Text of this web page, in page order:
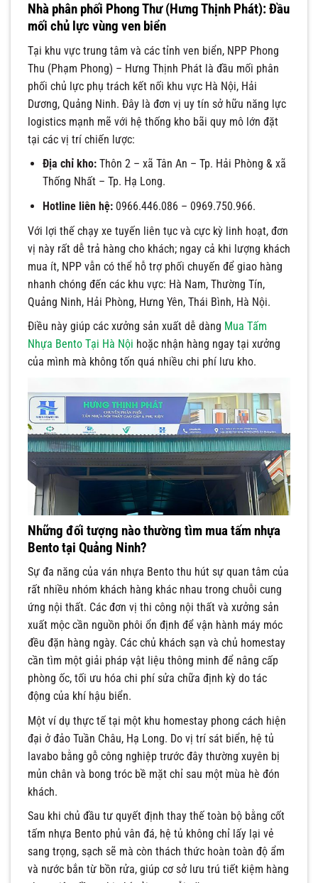
Nhà phân phối Phong Thư (Hưng Thịnh Phát): Đầu
mối chủ lực vùng ven biển
Tại khu vực trung tâm và các tỉnh ven biển, NPP Phong
Thu (Phạm Phong) – Hưng Thịnh Phát là đầu mối phân
phối chủ lực phụ trách kết nối khu vực Hà Nội, Hải
Dương, Quảng Ninh. Đây là đơn vị uy tín sở hữu năng lực
logistics mạnh mẽ với hệ thống kho bãi quy mô lớn đặt
tại các vị trí chiến lược:
Địa chỉ kho:Thôn 2 – xã Tân An – Tp. Hải Phòng & xã
Thống Nhất – Tp. Hạ Long.
Hotline liên hệ:0966.446.086 – 0969.750.966.
Với lợi thế chạy xe tuyến liên tục và cực kỳ linh hoạt, đơn
vị này rất dễ trả hàng cho khách; ngay cả khi lượng khách
mua ít, NPP vẫn có thể hỗ trợ phối chuyến để giao hàng
nhanh chóng đến các khu vực: Hà Nam, Thường Tín,
Quảng Ninh, Hải Phòng, Hưng Yên, Thái Bình, Hà Nội.
Điều này giúp các xưởng sản xuất dễ dàng Mua Tấm
Nhựa Bento Tại Hà Nội hoặc nhận hàng ngay tại xưởng
của mình mà không tốn quá nhiều chi phí lưu kho.
Những đối tượng nào thường tìm mua tấm nhựa
Bento tại Quảng Ninh?
Sự đa năng của ván nhựa Bento thu hút sự quan tâm của
rất nhiều nhóm khách hàng khác nhau trong chuỗi cung
ứng nội thất. Các đơn vị thi công nội thất và xưởng sản
xuất mộc cần nguồn phôi ổn định để vận hành máy móc
đều đặn hàng ngày. Các chủ khách sạn và chủ homestay
cần tìm một giải pháp vật liệu thông minh để nâng cấp
phòng ốc, tối ưu hóa chi phí sửa chữa định kỳ do tác
động của khí hậu biển.
Một ví dụ thực tế tại một khu homestay phong cách hiện
đại ở đảo Tuần Châu, Hạ Long. Do vị trí sát biển, hệ tủ
lavabo bằng gỗ công nghiệp trước đây thường xuyên bị
mủn chân và bong tróc bề mặt chỉ sau một mùa hè đón
khách.
Sau khi chủ đầu tư quyết định thay thế toàn bộ bằng cốt
tấm nhựa Bento phủ vân đá, hệ tủ không chỉ lấy lại vẻ
sang trọng, sạch sẽ mà còn thách thức hoàn toàn độ ẩm
và nước bắn từ bồn rửa, giúp cơ sở lưu trú tiết kiệm hàng